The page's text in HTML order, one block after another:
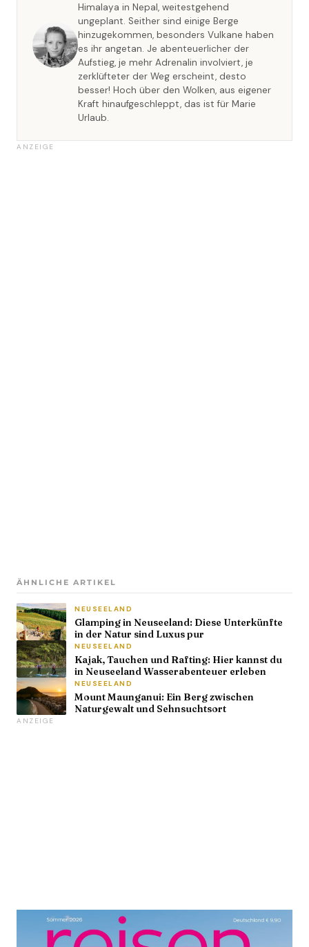
Himalaya in Nepal, weitestgehend
ungeplant. Seither sind einige Berge
hinzugekommen, besonders Vulkane haben
es ihr angetan. Je abenteuerlicher der
Aufstieg, je mehr Adrenalin involviert, je
zerklüfteter der Weg erscheint, desto
besser! Hoch über den Wolken, aus eigener
Kraft hinaufgeschleppt, das ist für Marie
Urlaub.
ANZEIGE
ÄHNLICHE ARTIKEL
NEUSEELAND
Glamping in Neuseeland: Diese Unterkünfte
in der Natur sind Luxus pur
NEUSEELAND
Kajak, Tauchen und Rafting: Hier kannst du
in Neuseeland Wasserabenteuer erleben
NEUSEELAND
Mount Maunganui: Ein Berg zwischen
Naturgewalt und Sehnsuchtsort
ANZEIGE